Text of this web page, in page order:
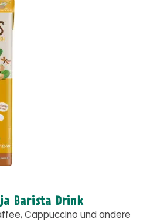
Barista Drink
Cappuccino und andere